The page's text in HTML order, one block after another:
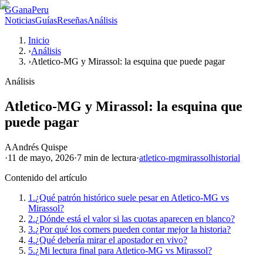
GGanaPeru
NoticiasGuíasReseñasAnálisis
Inicio
›Análisis
›Atletico-MG y Mirassol: la esquina que puede pagar
Análisis
Atletico-MG y Mirassol: la esquina que
puede pagar
AAndrés Quispe
·11 de mayo, 2026·7 min de lectura·atletico-mgmirassolhistorial
Contenido del artículo
1.¿Qué patrón histórico suele pesar en Atletico-MG vs
Mirassol?
2.¿Dónde está el valor si las cuotas aparecen en blanco?
3.¿Por qué los corners pueden contar mejor la historia?
4.¿Qué debería mirar el apostador en vivo?
5.¿Mi lectura final para Atletico-MG vs Mirassol?